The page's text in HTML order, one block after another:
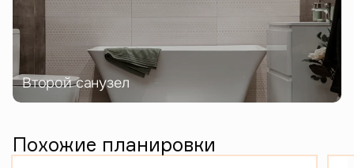
Второй санузел
Похожие планировки